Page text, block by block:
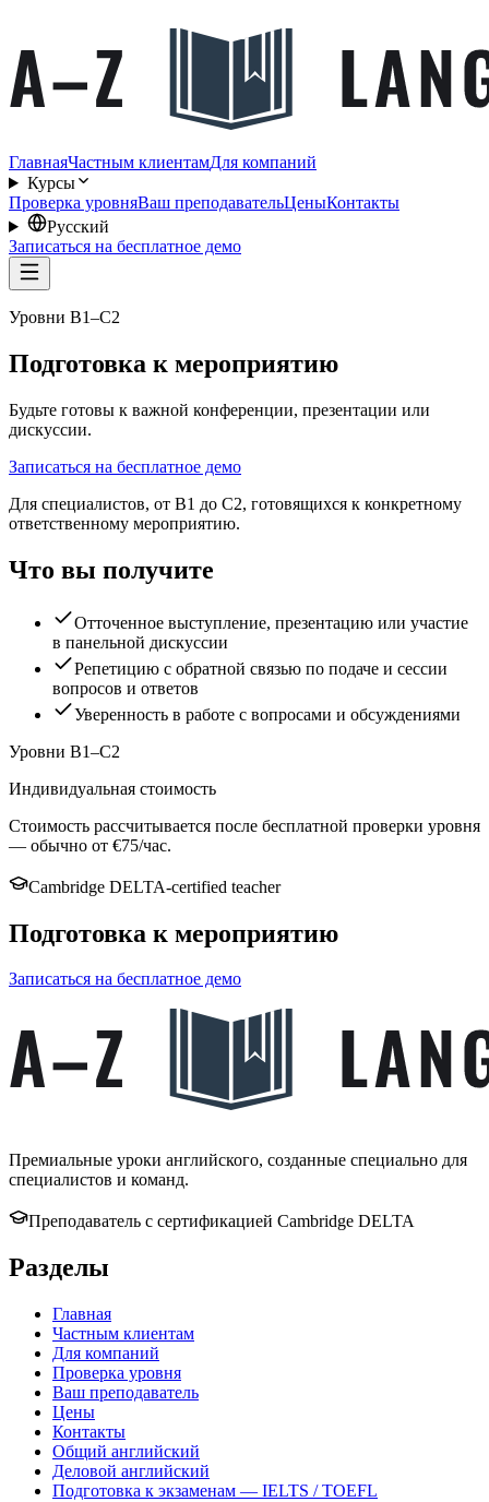
ГлавнаяЧастным клиентамДля компаний
Курсы
Проверка уровняВаш преподавательЦеныКонтакты
Русский
Записаться на бесплатное демо
Уровни B1–C2
Подготовка к мероприятию
Будьте готовы к важной конференции, презентации или
дискуссии.
Записаться на бесплатное демо
Для специалистов, от B1 до C2, готовящихся к конкретному
ответственному мероприятию.
Что вы получите
Отточенное выступление, презентацию или участие
в панельной дискуссии
Репетицию с обратной связью по подаче и сессии
вопросов и ответов
Уверенность в работе с вопросами и обсуждениями
Уровни B1–C2
Индивидуальная стоимость
Стоимость рассчитывается после бесплатной проверки уровня
— обычно от €75/час.
Cambridge DELTA-certified teacher
Подготовка к мероприятию
Записаться на бесплатное демо
Премиальные уроки английского, созданные специально для
специалистов и команд.
Преподаватель с сертификацией Cambridge DELTA
Разделы
Главная
Частным клиентам
Для компаний
Проверка уровня
Ваш преподаватель
Цены
Контакты
Общий английский
Деловой английский
Подготовка к экзаменам — IELTS / TOEFL